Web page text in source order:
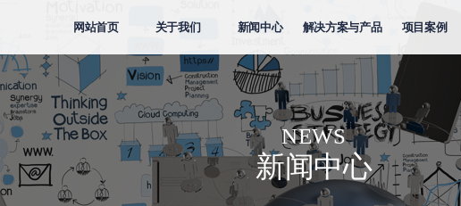
网站首页 关于我们 新闻中心 解决方案与产品 项目案例
NEWS
新闻中心